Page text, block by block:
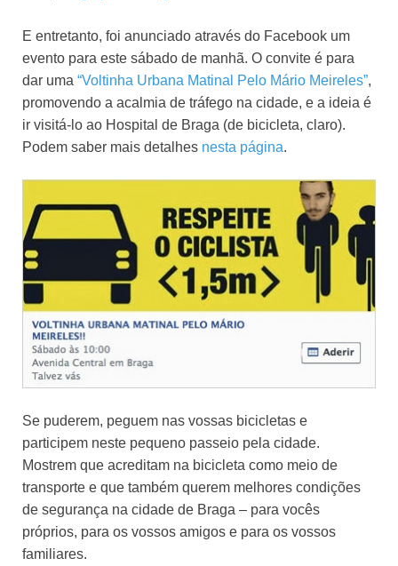
E entretanto, foi anunciado através do Facebook um
evento para este sábado de manhã. O convite é para
dar uma “Voltinha Urbana Matinal Pelo Mário Meireles”,
promovendo a acalmia de tráfego na cidade, e a ideia é
ir visitá-lo ao Hospital de Braga (de bicicleta, claro).
Podem saber mais detalhes nesta página.
Se puderem, peguem nas vossas bicicletas e
participem neste pequeno passeio pela cidade.
Mostrem que acreditam na bicicleta como meio de
transporte e que também querem melhores condições
de segurança na cidade de Braga – para vocês
próprios, para os vossos amigos e para os vossos
familiares.